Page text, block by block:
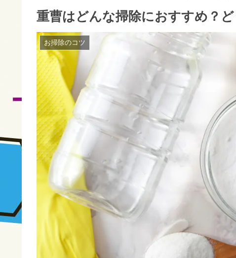
重曹はどんな掃除におすすめ？
お掃除のコツ